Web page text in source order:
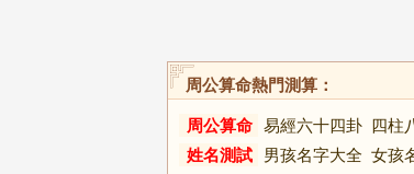
周公算命熱門測算：
周公算命 易經六十四卦 四柱
姓名測試
男孩名字大全 女孩